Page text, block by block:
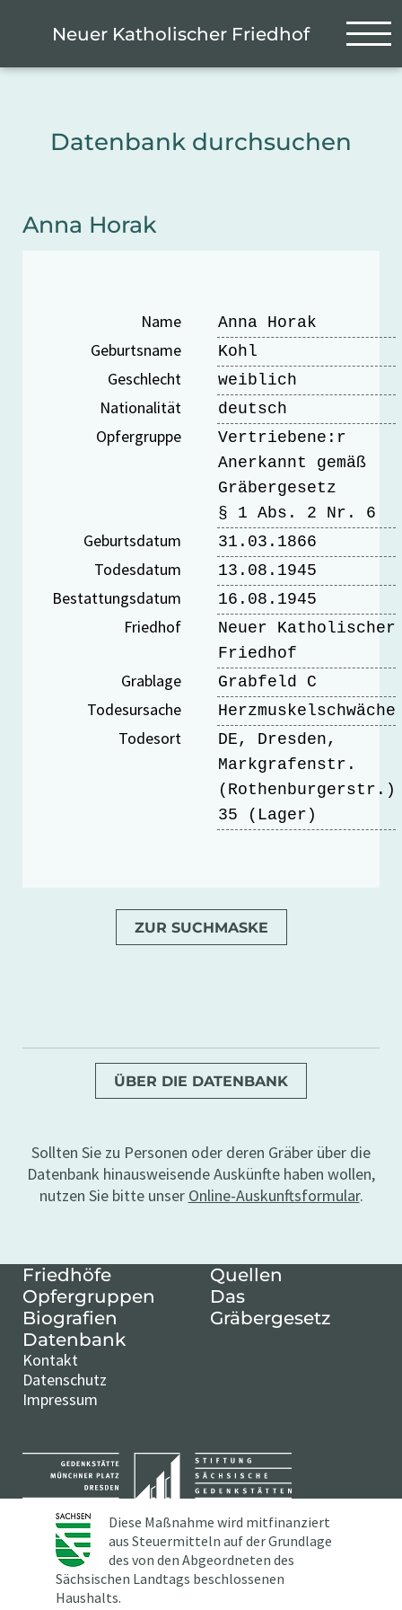
Neuer Katholischer Friedhof
Datenbank durchsuchen
Anna Horak
Name Anna Horak
Geburtsname Kohl
Geschlecht weiblich
Nationalität deutsch
Opfergruppe
Vertriebene:r
Anerkannt gemäß
Gräbergesetz
§ 1 Abs. 2 Nr. 6
Geburtsdatum 31.03.1866
Todesdatum 13.08.1945
Bestattungsdatum 16.08.1945
Friedhof
Neuer Katholischer
Friedhof
Grablage Grabfeld C
Todesursache Herzmuskelschwäche
Todesort
DE, Dresden,
Markgrafenstr.
(Rothenburgerstr.)
35 (Lager)
ZUR SUCHMASKE
ÜBER DIE DATENBANK
Sollten Sie zu Personen oder deren Gräber über die
Datenbank hinausweisende Auskünfte haben wollen,
nutzen Sie bitte unser Online-Auskunftsformular.
Friedhöfe
Opfergruppen
Biografien
Datenbank
Quellen
Das
Gräbergesetz
Kontakt
Datenschutz
Impressum
Diese Maßnahme wird mitfinanziert
aus Steuermitteln auf der Grundlage
des von den Abgeordneten des
Sächsischen Landtags beschlossenen
Haushalts.